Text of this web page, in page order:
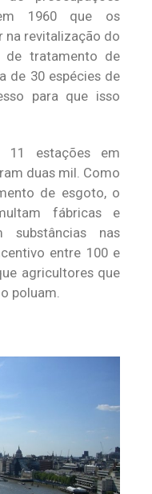
1960 que os
na revitalização do
de tratamento de
de 30 espécies de
para que isso
11 estações em
duas mil. Como
de esgoto, o
fábricas e
substâncias nas
entre 100 e
agricultores que
poluam.